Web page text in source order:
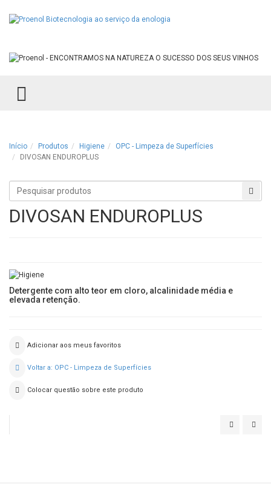
TOGGLE MENU
Início Produtos Higiene
OPC - Limpeza de Superfícies
DIVOSAN ENDUROPLUS
Procurar
produtos
DIVOSAN ENDUROPLUS
Detergente com alto teor em cloro, alcalinidade média e
elevada retenção.
Adicionar aos meus favoritos
Voltar a: OPC - Limpeza de Superfícies
Colocar questão sobre este produto
DIVOSAN